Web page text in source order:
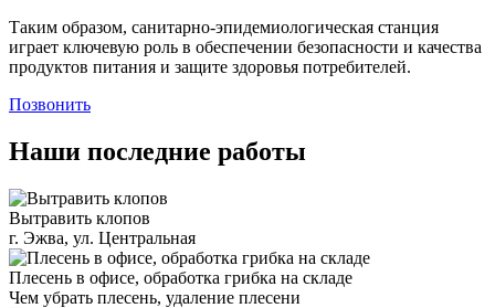
Таким образом, санитарно-эпидемиологическая станция
играет ключевую роль в обеспечении безопасности и качества
продуктов питания и защите здоровья потребителей.
Позвонить
Наши последние работы
Вытравить клопов
г. Эжва, ул. Центральная
Плесень в офисе, обработка грибка на складе
Чем убрать плесень, удаление плесени